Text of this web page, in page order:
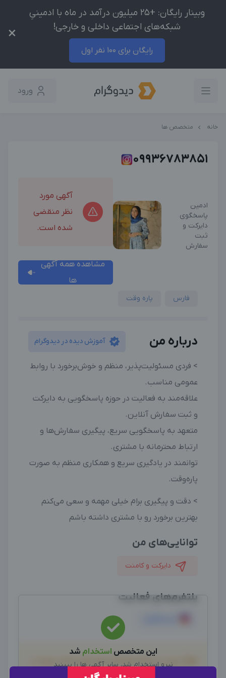
وبینار رایگان: +25 میلیون درآمد در ماه با ادمینیِ
شبکه‌های اجتماعی داخلی و خارجی!
رایگان برای 100 نفر اول
×
ورود
خانه متخصص ها
09936783851
ادمین
پاسخگوی
دایرکت و
ثبت
سفارش
آگهی مورد
نظر منقضی
شده است.
مشاهده همه آگهی
ها
فارس پاره وقت
درباره من آموزش دیده در دیدوگرام
> فردی مسئولیت‌پذیر، منظم و خوش‌برخورد با روابط
عمومی مناسب.
علاقه‌مند به فعالیت در حوزه پاسخگویی به دایرکت
و ثبت سفارش آنلاین.
متعهد به پاسخگویی سریع، پیگیری سفارش‌ها و
ارتباط محترمانه با مشتری.
توانمند در یادگیری سریع و همکاری منظم به صورت
پاره‌وقت.
> دقت و پیگیری برام خیلی مهمه و سعی می‌کنم
بهترین برخورد رو با مشتری داشته باشم
توانایی‌های من
دایرکت و کامنت
پلتفرم‌های فعالیت
لطفاً پیش از انجام معامله و هر نوع پرداخت وجه، از
این متخصص استخدام شد
نیرو استخدام شد، سایر آگهی ها را ببینید